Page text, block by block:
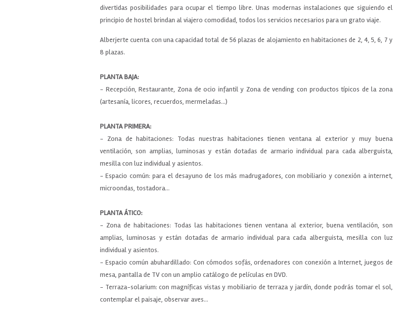
divertidas posibilidades para ocupar el tiempo libre. Unas modernas instalaciones que siguiendo el
principio de hostel brindan al viajero comodidad, todos los servicios necesarios para un grato viaje.
Alberjerte cuenta con una capacidad total de 56 plazas de alojamiento en habitaciones de 2, 4, 5, 6, 7 y
8 plazas.
PLANTA BAJA:
- Recepción, Restaurante, Zona de ocio infantil y Zona de vending con productos típicos de la zona
(artesanía, licores, recuerdos, mermeladas...)
PLANTA PRIMERA:
- Zona de habitaciones: Todas nuestras habitaciones tienen ventana al exterior y muy buena
ventilación, son amplias, luminosas y están dotadas de armario individual para cada alberguista,
mesilla con luz individual y asientos.
- Espacio común: para el desayuno de los más madrugadores, con mobiliario y conexión a internet,
microondas, tostadora...
PLANTA ÁTICO:
- Zona de habitaciones: Todas las habitaciones tienen ventana al exterior, buena ventilación, son
amplias, luminosas y están dotadas de armario individual para cada alberguista, mesilla con luz
individual y asientos.
- Espacio común abuhardillado: Con cómodos sofás, ordenadores con conexión a Internet, juegos de
mesa, pantalla de TV con un amplio catálogo de películas en DVD.
- Terraza-solarium: con magníficas vistas y mobiliario de terraza y jardín, donde podrás tomar el sol,
contemplar el paisaje, observar aves...